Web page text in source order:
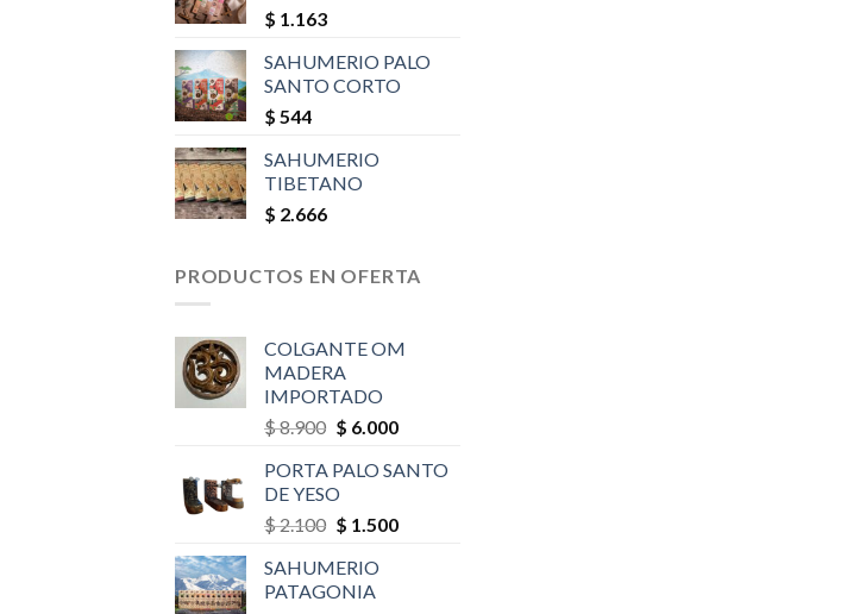
$ 1.163
SAHUMERIO PALO
SANTO CORTO
$ 544
SAHUMERIO
TIBETANO
$ 2.666
PRODUCTOS EN OFERTA
COLGANTE OM
MADERA
IMPORTADO
$8.900 Original
was:
$ 8.900.
$ 6.000Current
is:
PORTA PALO SANTO
DE YESO
$2.100 Original
was:
$ 2.100.
$ 1.500Current
SAHUMERIO
PATAGONIA